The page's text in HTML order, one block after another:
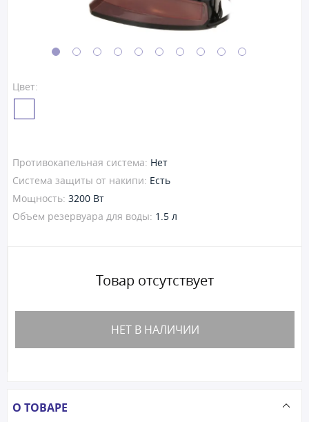
Цвет:
Противокапельная система: Нет
Система защиты от накипи: Есть
Мощность: 3200 Вт
Объем резервуара для воды: 1.5 л
Товар отсутствует
НЕТ В НАЛИЧИИ
О ТОВАРЕ